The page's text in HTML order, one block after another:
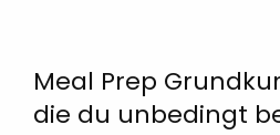
Meal Prep
die du unbedingt